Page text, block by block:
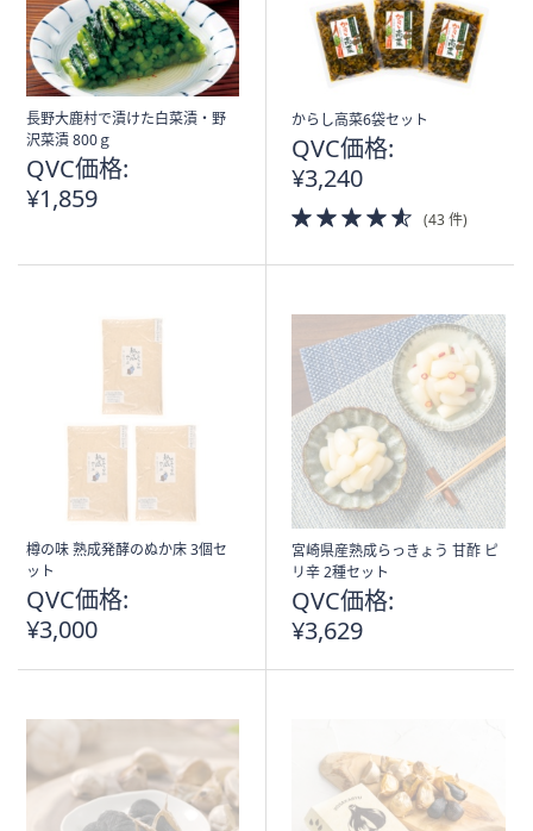
長野大鹿村で漬けた白菜漬・野
沢菜漬 800ｇ
QVC価格:
¥1,859
からし高菜6袋セット
QVC価格:
¥3,240
4.5
of
(43 件)
樽の味 熟成発酵のぬか床 3個セ
ット
QVC価格:
¥3,000
宮崎県産熟成らっきょう 甘酢 ピ
リ辛 2種セット
QVC価格:
¥3,629